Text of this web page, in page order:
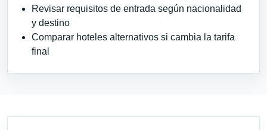
Revisar requisitos de entrada según nacionalidad
y destino
Comparar hoteles alternativos si cambia la tarifa
final